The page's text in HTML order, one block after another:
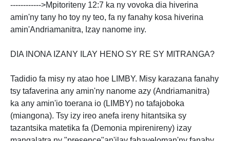
------------>Mpitoriteny 12:7 ka ny vovoka dia hiverina
amin'ny tany ho toy ny teo, fa ny fanahy kosa hiverina
amin'Andriamanitra, Izay nanome iny.
DIA INONA IZANY ILAY HENO SY RE SY MITRANGA?
Tadidio fa misy ny atao hoe LIMBY. Misy karazana fanahy
tsy tafaverina any amin'ny nanome azy (Andriamanitra)
ka any amin'io toerana io (LIMBY) no tafajoboka
(miangona). Tsy izy ireo anefa ireny hitantsika sy
tazantsika matetika fa (Demonia mpirenireny) izay